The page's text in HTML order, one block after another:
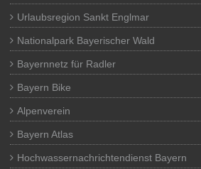
Urlaubsregion Sankt Englmar
Nationalpark Bayerischer Wald
Bayernnetz für Radler
Bayern Bike
Alpenverein
Bayern Atlas
Hochwassernachrichtendienst Bayern